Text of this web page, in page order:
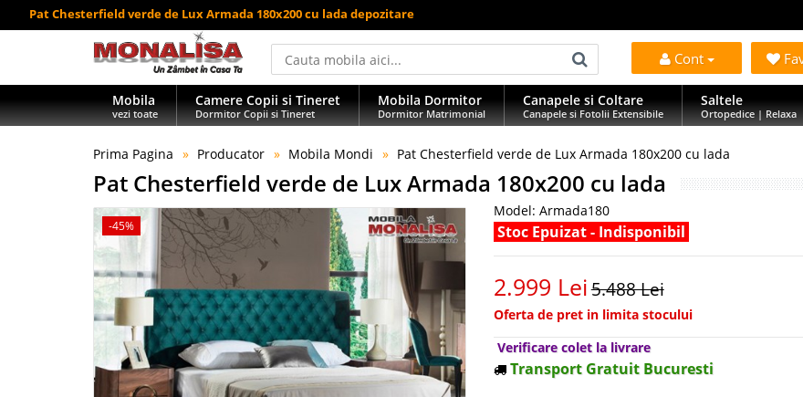
Pat Chesterfield verde de Lux Armada 180x200 cu lada depozitare
Cont
Mobila
vezi toate
Camere Copii si Tineret
Dormitor Copii si Tineret
Mobila Dormitor
Dormitor Matrimonial
Canapele si Coltare
Canapele si Fotolii Extensibile
Saltele
Ortopedice | Relaxa
Prima Pagina Producator Mobila Mondi Pat Chesterfield verde de Lux Armada 180x200 cu lada
Pat Chesterfield verde de Lux Armada 180x200 cu lada
-45%
Model: Armada180
Stoc Epuizat - Indisponibil
2.999 Lei5.488 Lei
Oferta de pret in limita stocului
Verificare colet la livrare
Transport Gratuit Bucuresti